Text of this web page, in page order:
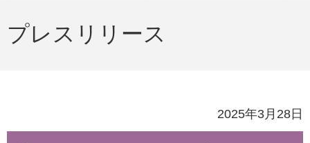
プレスリリース
2025年3月28日